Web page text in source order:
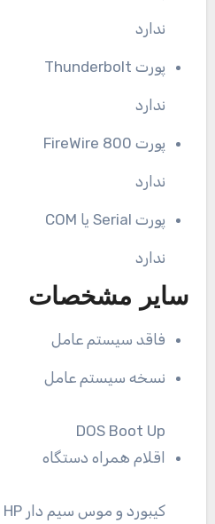
ندارد
پورت Thunderbolt
ندارد
پورت FireWire 800
ندارد
پورت Serial یا COM
ندارد
سایر مشخصات
فاقد سیستم عامل
نسخه سیستم عامل
DOS Boot Up
اقلام همراه دستگاه
کیبورد و موس سیم دار USB HP